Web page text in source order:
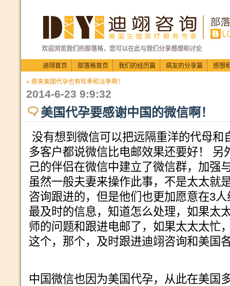
欢迎浏览我们的部落格，您可以在此与我们分享感想和讨论
迪翊首页 部落格首页 我们的经历篇 病友的分享篇 感想
« 原来美国代孕也有旺季和淡季啊！
2014-6-23 9:9:32
美国代孕要感谢中国的微信啊！
没有想到微信可以把远隔重洋的代母和
多客户都说微信比电邮效果还要好！ 另
己的伴侣在微信中建立了微信群，加强
虽然一般夫妻来操作此事，不是太太就
咨询跟进的，但是他们也更加愿意在3
最及时的信息，知道怎么处理，如果太
师的问题和跟进电邮了，如果太太太忙
这个，那个，及时跟进迪翊咨询和美国
中国微信也因为美国代孕，从此在美国